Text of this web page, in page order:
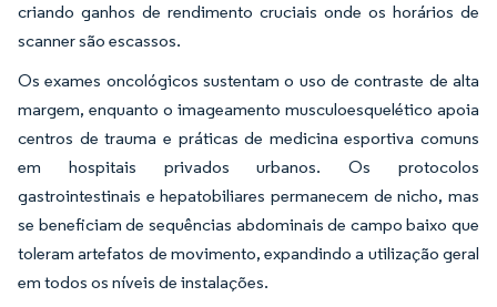
criando ganhos de rendimento cruciais onde os horários de
scanner são escassos.
Os exames oncológicos sustentam o uso de contraste de alta
margem, enquanto o imageamento musculoesquelético apoia
centros de trauma e práticas de medicina esportiva comuns
em hospitais privados urbanos. Os protocolos
gastrointestinais e hepatobiliares permanecem de nicho, mas
se beneficiam de sequências abdominais de campo baixo que
toleram artefatos de movimento, expandindo a utilização geral
em todos os níveis de instalações.